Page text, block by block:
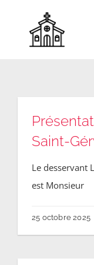
content
Unité pastorale de
S’informer & Se former
Saint-
Le desservant
est Monsieur
25 octobre 2025